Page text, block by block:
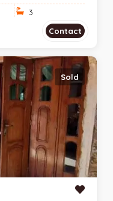
3
Contact
Sold